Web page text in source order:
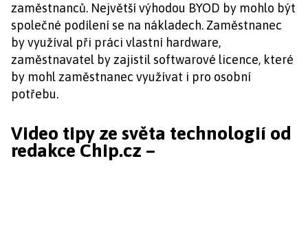
zaměstnanců. Největší výhodou BYOD by mohlo být
společné podílení se na nákladech. Zaměstnanec
by využíval při práci vlastní hardware,
zaměstnavatel by zajistil softwarové licence, které
by mohl zaměstnanec využívat i pro osobní
potřebu.
Video tipy ze světa technologií od
redakce Chip.cz –